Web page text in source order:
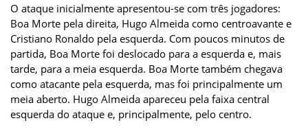
O ataque inicialmente apresentou-se com três jogadores:
Boa Morte pela direita, Hugo Almeida como centroavante e
Cristiano Ronaldo pela esquerda. Com poucos minutos de
partida, Boa Morte foi deslocado para a esquerda e, mais
tarde, para a meia esquerda. Boa Morte também chegava
como atacante pela esquerda, mas foi principalmente um
meia aberto. Hugo Almeida apareceu pela faixa central
esquerda do ataque e, principalmente, pelo centro.